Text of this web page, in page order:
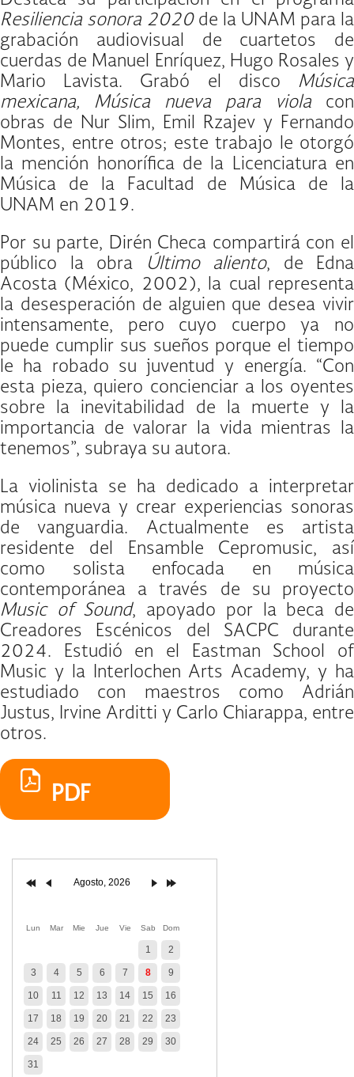
Resiliencia sonora 2020de la UNAM para la
grabación audiovisual de cuartetos de
cuerdas de Manuel Enríquez, Hugo Rosales y
Mario Lavista. Grabó el disco Música
mexicana, Música nueva para viola con
obras de Nur Slim, Emil Rzajev y Fernando
Montes, entre otros; este trabajo le otorgó
la mención honorífica de la Licenciatura en
Música de la Facultad de Música de la
UNAM en 2019.
Por su parte, Dirén Checa compartirá con el
público la obra
Último aliento, de Edna
Acosta (México, 2002), la cual representa
la desesperación de alguien que desea vivir
intensamente, pero cuyo cuerpo ya no
puede cumplir sus sueños porque el tiempo
le ha robado su juventud y energía. “Con
esta pieza, quiero concienciar a los oyentes
sobre la inevitabilidad de la muerte y la
importancia de valorar la vida mientras la
tenemos”, subraya su autora.
La violinista se ha dedicado a interpretar
música nueva y crear experiencias sonoras
de vanguardia. Actualmente es artista
residente del Ensamble Cepromusic, así
como solista enfocada en música
contemporánea a través de su proyecto
Music of Sound, apoyado por la beca de
Creadores Escénicos del SACPC durante
2024. Estudió en el Eastman School of
Music y la Interlochen Arts Academy, y ha
estudiado con maestros como Adrián
Justus, Irvine Arditti y Carlo Chiarappa, entre
otros.
PDF
Agosto, 2026
Lun Mar Mie Jue Vie Sab Dom
1 2
3 4 5 6 7 8 9
10 11 12 13 14 15 16
17 18 19 20 21 22 23
24 25 26 27 28 29 30
31